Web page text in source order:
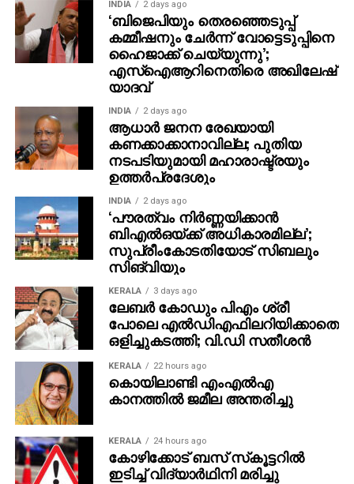
INDIA 2 days ago
‘ബിജെപിയും തെരഞ്ഞെടുപ്പ്
കമ്മീഷനും ചേർന്ന് വോട്ടെടുപ്പിനെ
ഹൈജാക്ക് ചെയ്യുന്നു’;
എസ്ഐആറിനെതിരെ അഖിലേഷ്
യാദവ്
INDIA 2 days ago
ആധാർ ജനന രേഖയായി
കണക്കാക്കാനാവില്ല; പുതിയ
നടപടിയുമായി മഹാരാഷ്ട്രയും
ഉത്തർപ്രദേശും
INDIA 2 days ago
‘പൗരത്വം നിര്‍ണ്ണയിക്കാന്‍
ബിഎല്‍ഒയ്ക്ക് അധികാരമില്ല’;
സുപ്രീംകോടതിയോട് സിബലും
സിങ്‌വിയും
KERALA 3 days ago
ലേബര്‍ കോഡും പിഎം ശ്രീ
പോലെ എല്‍ഡിഎഫിലറിയിക്കാതെ
ഒളിച്ചുകടത്തി; വി.ഡി സതീശന്‍
KERALA 22 hours ago
കൊയിലാണ്ടി എംഎല്‍എ
കാനത്തില്‍ ജമീല അന്തരിച്ചു
KERALA 24 hours ago
കോഴിക്കോട് ബസ് സ്‌കൂട്ടറില്‍
ഇടിച്ച് വിദ്യാര്‍ഥിനി മരിച്ചു